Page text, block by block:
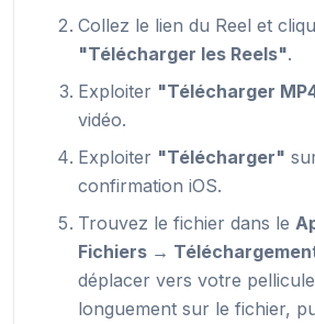
Collez le lien du Reel et
"Télécharger les Reels".
Exploiter "Télécharger
vidéo.
Exploiter "Télécharger"
confirmation iOS.
Trouvez le fichier dans le
Fichiers →
déplacer vers votre
longuement sur le fichier,